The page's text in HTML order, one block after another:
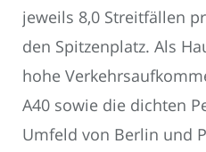
jeweils 8,0 Streitfällen
den Spitzenplatz. Als
hohe
A40 sowie die dichten
Umfeld von Berlin und